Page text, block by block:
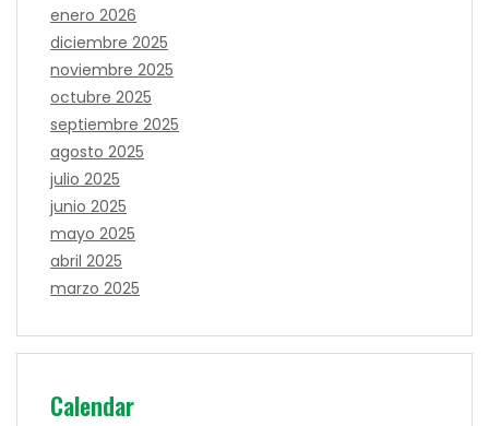
enero 2026
diciembre 2025
noviembre 2025
octubre 2025
septiembre 2025
agosto 2025
julio 2025
junio 2025
mayo 2025
abril 2025
marzo 2025
Calendar